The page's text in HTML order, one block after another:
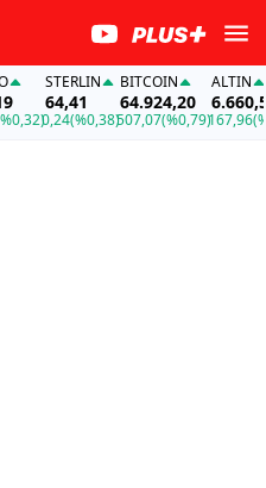
STERLIN
64,41
0,24(%0,38)
BITCOIN
64.924,20
507,07(%0,79)
ALTIN
6.660,55
167,96